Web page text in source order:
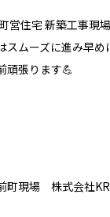
営住宅 新築工事現
ムーズに進み早
頑張ります💪
町現場 株式会社